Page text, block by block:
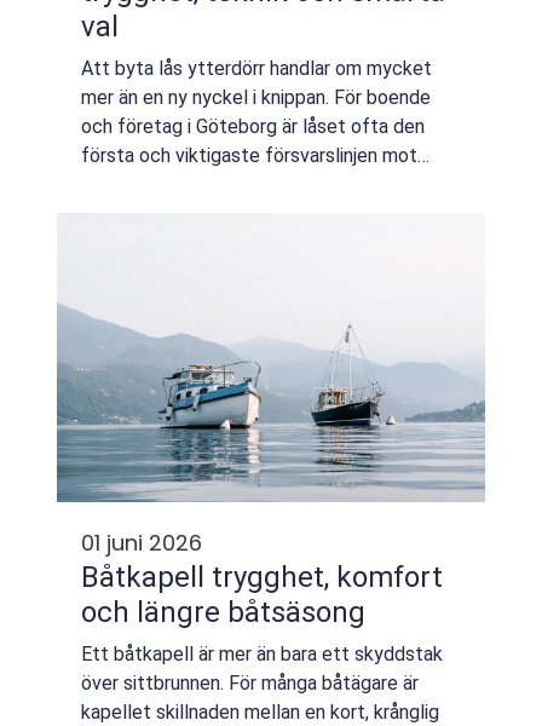
val
Att byta lås ytterdörr handlar om mycket
mer än en ny nyckel i knippan. För boende
och företag i Göteborg är låset ofta den
första och viktigaste försvarslinjen mot
01 juni 2026
Båtkapell trygghet, komfort
och längre båtsäsong
Ett båtkapell är mer än bara ett skyddstak
över sittbrunnen. För många båtägare är
kapellet skillnaden mellan en kort, krånglig